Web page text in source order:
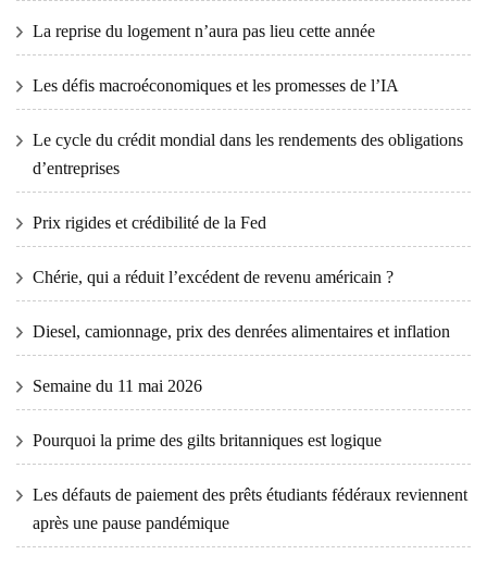
La reprise du logement n’aura pas lieu cette année
Les défis macroéconomiques et les promesses de l’IA
Le cycle du crédit mondial dans les rendements des obligations
d’entreprises
Prix ​​​​rigides et crédibilité de la Fed
Chérie, qui a réduit l’excédent de revenu américain ?
Diesel, camionnage, prix des denrées alimentaires et inflation
Semaine du 11 mai 2026
Pourquoi la prime des gilts britanniques est logique
Les défauts de paiement des prêts étudiants fédéraux reviennent
après une pause pandémique